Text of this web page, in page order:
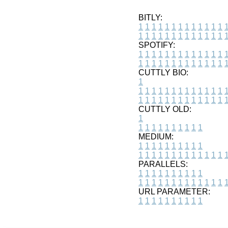
BITLY:
1 1 1 1 1 1 1 1 1 1 1 1 1 1
1 1 1 1 1 1 1 1 1 1 1 1 1 1
SPOTIFY:
1 1 1 1 1 1 1 1 1 1 1 1 1 1
1 1 1 1 1 1 1 1 1 1 1 1 1 1
CUTTLY BIO:
1
1 1 1 1 1 1 1 1 1 1 1 1 1 1
1 1 1 1 1 1 1 1 1 1 1 1 1 1
CUTTLY OLD:
1
1 1 1 1 1 1 1 1 1 1
MEDIUM:
1 1 1 1 1 1 1 1 1 1
1 1 1 1 1 1 1 1 1 1 1 1 1 1
PARALLELS:
1 1 1 1 1 1 1 1 1 1
1 1 1 1 1 1 1 1 1 1 1 1 1 1
URL PARAMETER:
1 1 1 1 1 1 1 1 1 1